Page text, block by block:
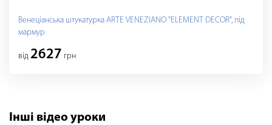
Венеціанська штукатурка ARTE VENEZIANO "ELEMENT DECOR", під
мармур
від 2627 грн
Інші відео уроки